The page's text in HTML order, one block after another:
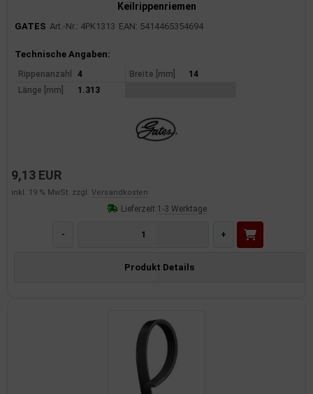
Keilrippenriemen
GATES Art.-Nr.: 4PK1313 EAN: 5414465354694
Produktinformationen
Technische Angaben:
Rippenanzahl 4 Breite [mm]
14
Länge [mm]
1.313
9,13 EUR
inkl. 19 % MwSt. zzgl. Versandkosten
Lieferzeit:1-3 Werktage
- +
Produkt Details